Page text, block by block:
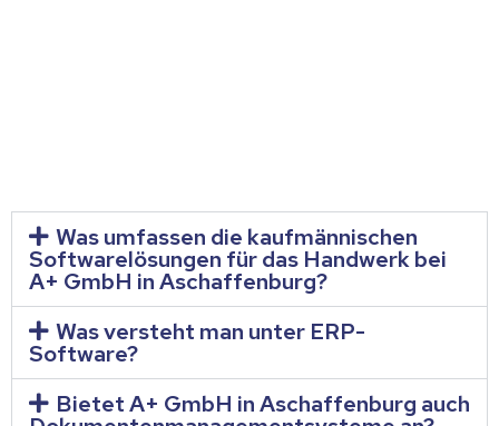
Was umfassen die kaufmännischen
Softwarelösungen für das Handwerk bei
A+ GmbH in Aschaffenburg?
Was versteht man unter ERP-
Software?
Bietet A+ GmbH in Aschaffenburg auch